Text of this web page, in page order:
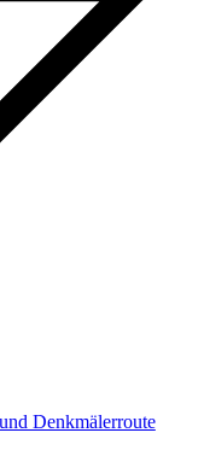
Denkmälerroute